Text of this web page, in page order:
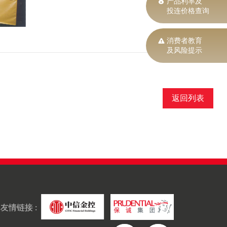
返回列表
友情链接 :
投连价格查询
消费者教育
及风险提示